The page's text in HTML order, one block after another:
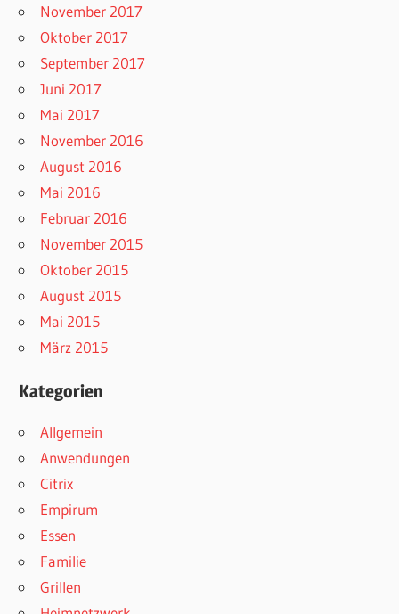
November 2017
Oktober 2017
September 2017
Juni 2017
Mai 2017
November 2016
August 2016
Mai 2016
Februar 2016
November 2015
Oktober 2015
August 2015
Mai 2015
März 2015
Kategorien
Allgemein
Anwendungen
Citrix
Empirum
Essen
Familie
Grillen